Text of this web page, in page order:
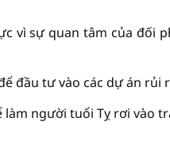
vì sự quan tâm của đối
đầu tư vào các dự án rủi
làm người tuổi Tỵ rơi vào